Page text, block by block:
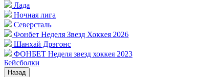
Лада
Ночная лига
Северсталь
Фонбет Неделя Звезд Хоккея 2026
Шанхай Дрэгонс
ФОНБЕТ Неделя звезд хоккея 2023
Бейсболки
Назад